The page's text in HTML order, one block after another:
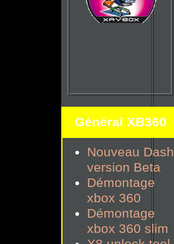
Général XB360
Nouveau Dash
version Beta
Démontage
xbox 360
Démontage
xbox 360 slim